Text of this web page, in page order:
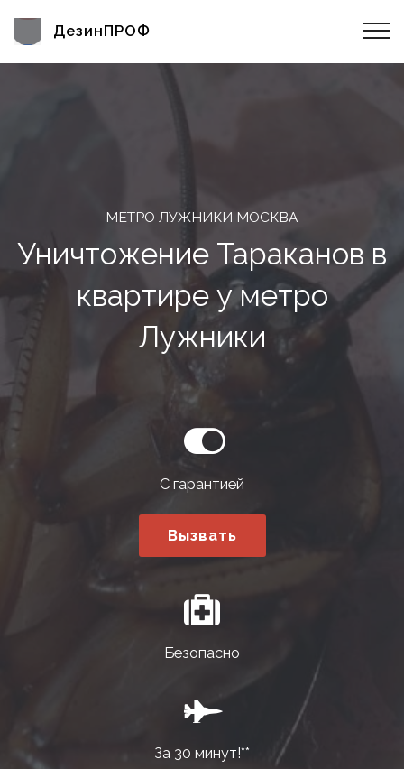
ДезинПРОФ
МЕТРО ЛУЖНИКИ МОСКВА
Уничтожение Тараканов в
квартире у метро
Лужники
С гарантией
Вызвать
Безопасно
За 30 минут!**